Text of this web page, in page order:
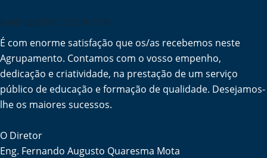
A MENSAGEM DO DIRETOR
É com enorme satisfação que os/as recebemos neste
Agrupamento. Contamos com o vosso empenho,
dedicação e criatividade, na prestação de um serviço
público de educação e formação de qualidade. Desejamos-
lhe os maiores sucessos.
O Diretor
Eng. Fernando Augusto Quaresma Mota